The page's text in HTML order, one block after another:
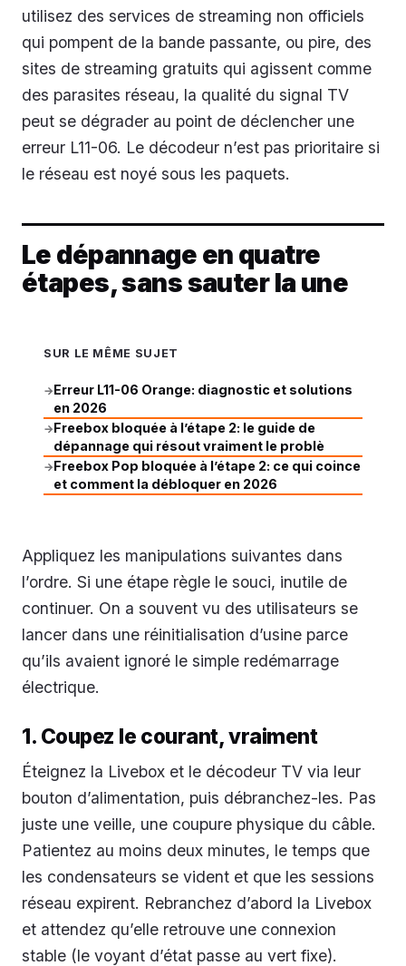
utilisez des services de streaming non officiels
qui pompent de la bande passante, ou pire, des
sites de streaming gratuits qui agissent comme
des parasites réseau, la qualité du signal TV
peut se dégrader au point de déclencher une
erreur L11-06. Le décodeur n’est pas prioritaire si
le réseau est noyé sous les paquets.
Le dépannage en quatre
étapes, sans sauter la une
SUR LE MÊME SUJET
→Erreur L11-06 Orange: diagnostic et solutions
en 2026
→Freebox bloquée à l’étape 2: le guide de
dépannage qui résout vraiment le problè
→Freebox Pop bloquée à l’étape 2: ce qui coince
et comment la débloquer en 2026
Appliquez les manipulations suivantes dans
l’ordre. Si une étape règle le souci, inutile de
continuer. On a souvent vu des utilisateurs se
lancer dans une réinitialisation d’usine parce
qu’ils avaient ignoré le simple redémarrage
électrique.
1. Coupez le courant, vraiment
Éteignez la Livebox et le décodeur TV via leur
bouton d’alimentation, puis débranchez-les. Pas
juste une veille, une coupure physique du câble.
Patientez au moins deux minutes, le temps que
les condensateurs se vident et que les sessions
réseau expirent. Rebranchez d’abord la Livebox
et attendez qu’elle retrouve une connexion
stable (le voyant d’état passe au vert fixe).